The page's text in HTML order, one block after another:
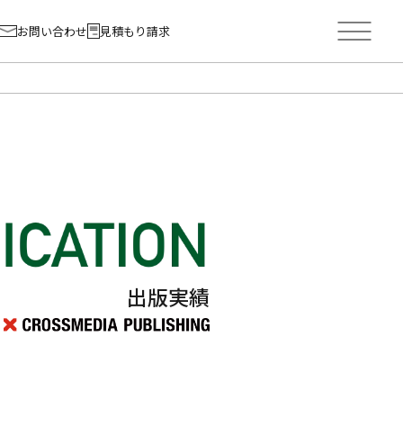
お問い合わせ 見積もり請求
出版実績